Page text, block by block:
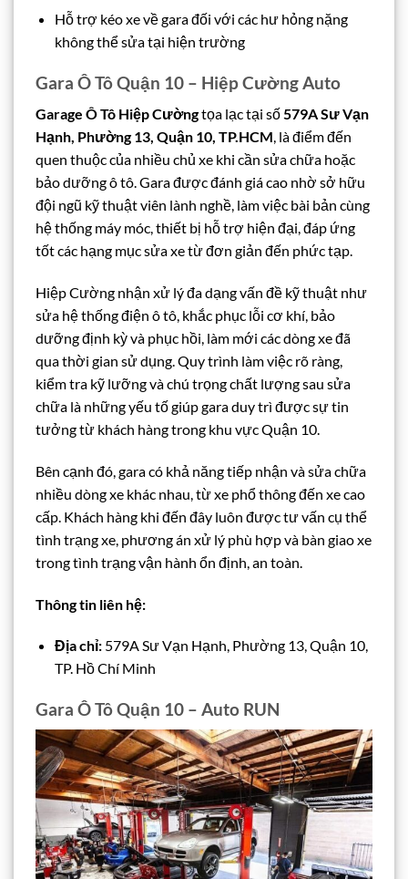
Hỗ trợ kéo xe về gara đối với các hư hỏng nặng
không thể sửa tại hiện trường
Gara Ô Tô Quận 10 – Hiệp Cường Auto
Garage Ô Tô Hiệp Cườngtọa lạc tại số579A Sư Vạn
Hạnh, Phường 13, Quận 10, TP.HCM, là điểm đến
quen thuộc của nhiều chủ xe khi cần sửa chữa hoặc
bảo dưỡng ô tô. Gara được đánh giá cao nhờ sở hữu
đội ngũ kỹ thuật viên lành nghề, làm việc bài bản cùng
hệ thống máy móc, thiết bị hỗ trợ hiện đại, đáp ứng
tốt các hạng mục sửa xe từ đơn giản đến phức tạp.
Hiệp Cường nhận xử lý đa dạng vấn đề kỹ thuật như
sửa hệ thống điện ô tô, khắc phục lỗi cơ khí, bảo
dưỡng định kỳ và phục hồi, làm mới các dòng xe đã
qua thời gian sử dụng. Quy trình làm việc rõ ràng,
kiểm tra kỹ lưỡng và chú trọng chất lượng sau sửa
chữa là những yếu tố giúp gara duy trì được sự tin
tưởng từ khách hàng trong khu vực Quận 10.
Bên cạnh đó, gara có khả năng tiếp nhận và sửa chữa
nhiều dòng xe khác nhau, từ xe phổ thông đến xe cao
cấp. Khách hàng khi đến đây luôn được tư vấn cụ thể
tình trạng xe, phương án xử lý phù hợp và bàn giao xe
trong tình trạng vận hành ổn định, an toàn.
Thông tin liên hệ:
Địa chỉ:579A Sư Vạn Hạnh, Phường 13, Quận 10,
TP. Hồ Chí Minh
Gara Ô Tô Quận 10 – Auto RUN